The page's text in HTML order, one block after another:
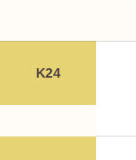
お車の方は
K24